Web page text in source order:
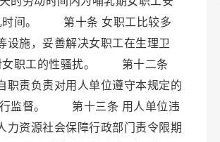
乳时间。 第十条 女职工比较多
设施，妥善解决女职工在生理卫
女职工的性骚扰。 第十二条
职责负责对用人单位遵守本规定的
行监督。 第十三条 用人单位违
力资源社会保障行政部门责令限期